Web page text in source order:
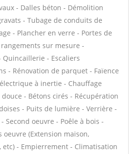
- Dalles béton - Démolition
- Tubage de conduits de
- Plancher en verre - Portes de
sur mesure -
Quincaillerie - Escaliers
- Rénovation de parquet - Faïence
à inertie - Chauffage
- Bétons cirés - Récupération
- Puits de lumière - Verrière -
Second oeuvre - Poêle à bois -
oeuvre (Extension maison,
etc) - Empierrement - Climatisation